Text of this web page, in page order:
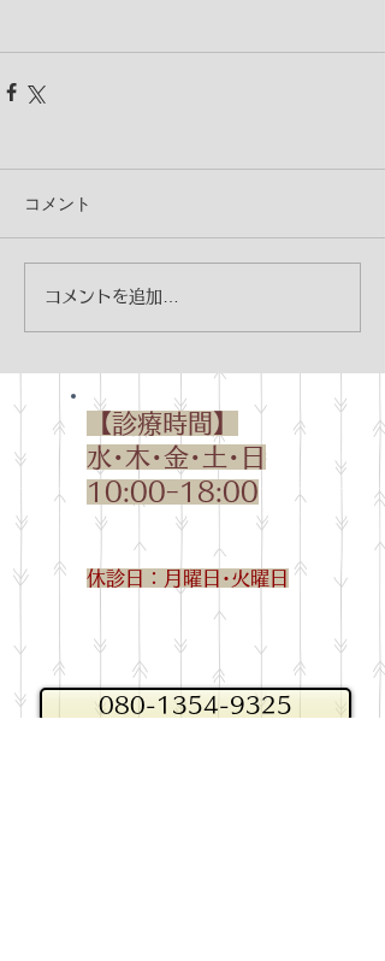
コメント
コメントを追加…
【診療時間】
水･木･金･土･日
10:00ｰ18:00
休診日：月曜日･火曜日
080-1354-9325